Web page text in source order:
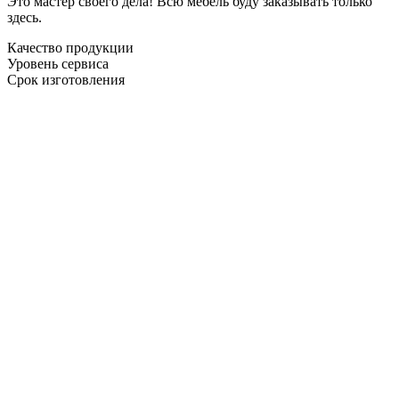
здесь.
Качество продукции
Уровень сервиса
Срок изготовления